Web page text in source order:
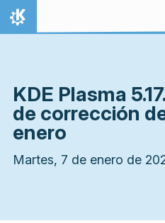
Ir al contenido
Inicio
KDE Plasma
de corrección
enero
Martes, 7 de enero de